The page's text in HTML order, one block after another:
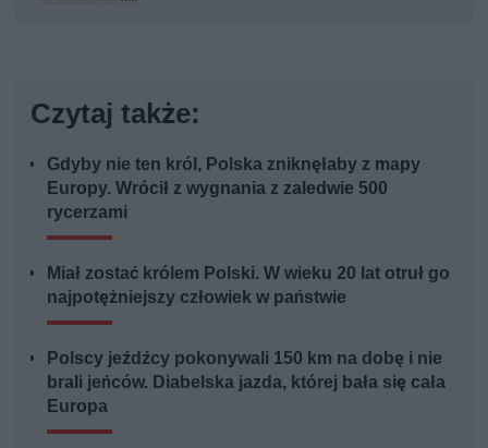
Czytaj także:
Gdyby nie ten król, Polska zniknęłaby z mapy
Europy. Wrócił z wygnania z zaledwie 500
rycerzami
Miał zostać królem Polski. W wieku 20 lat otruł go
najpotężniejszy człowiek w państwie
Polscy jeźdźcy pokonywali 150 km na dobę i nie
brali jeńców. Diabelska jazda, której bała się cała
Europa